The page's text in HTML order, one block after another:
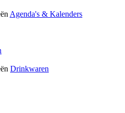
Agenda's & Kalenders
Drinkwaren